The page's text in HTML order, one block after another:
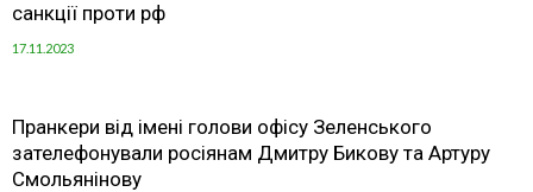
санкції проти рф
17.11.2023
Пранкери від імені голови офісу Зеленського
зателефонували росіянам Дмитру Бикову та Артуру
Смольянінову